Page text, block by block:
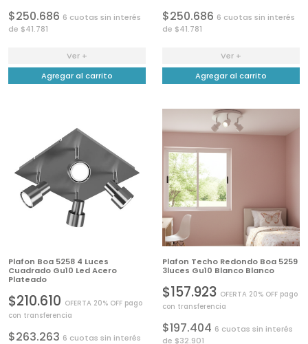
$250.686 6 cuotas sin interés
de $41.781
Ver +
Agregar al carrito
$250.686 6 cuotas sin interés
de $41.781
Ver +
Agregar al carrito
Plafon Boa 5258 4 Luces
Cuadrado Gu10 Led Acero
Plateado
$210.610 OFERTA 20% OFF pago
con transferencia
$263.263 6 cuotas sin interés
Plafon Techo Redondo Boa 5259
3luces Gu10 Blanco Blanco
$157.923 OFERTA 20% OFF pago
con transferencia
$197.404 6 cuotas sin interés
de $32.901